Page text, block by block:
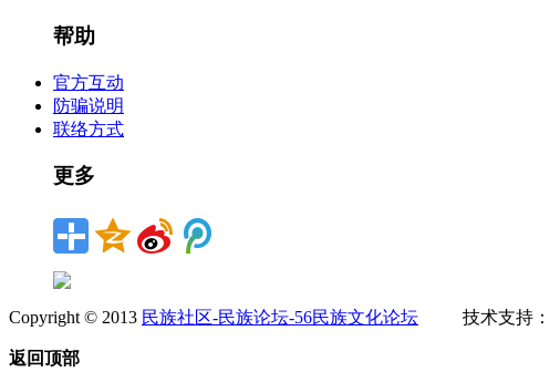
帮助
官方互动
防骗说明
联络方式
更多
Copyright © 2013 民族社区-民族论坛-56民族文化论坛 技术支持：
返回顶部